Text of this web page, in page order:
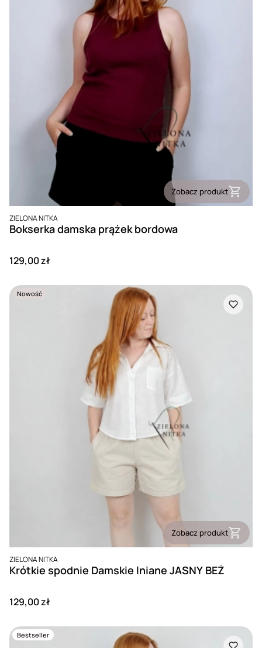
Zobacz produkt
PRODUCENT
ZIELONA NITKA
Bokserka damska prążek bordowa
Cena
129,00 zł
Nowość
Zobacz produkt
PRODUCENT
ZIELONA NITKA
Krótkie spodnie Damskie lniane JASNY BEŻ
Cena
129,00 zł
Bestseller